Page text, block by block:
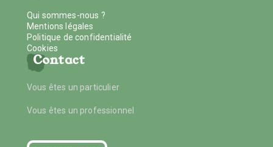
Qui sommes-nous ?
Mentions légales
Politique de confidentialité
Cookies
Contact
Vous êtes un particulier
Vous êtes un professionnel